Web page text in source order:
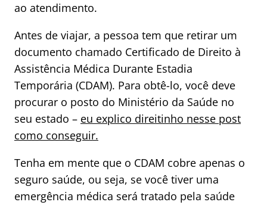
ao atendimento.
Antes de viajar, a pessoa tem que retirar um
documento chamado Certificado de Direito à
Assistência Médica Durante Estadia
Temporária (CDAM). Para obtê-lo, você deve
procurar o posto do Ministério da Saúde no
seu estado – eu explico direitinho nesse post
como conseguir.
Tenha em mente que o CDAM cobre apenas o
seguro saúde, ou seja, se você tiver uma
emergência médica será tratado pela saúde